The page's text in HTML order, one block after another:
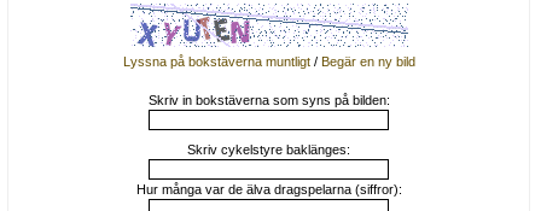
Lyssna på bokstäverna muntligt/ Begär en ny bild
Skriv in bokstäverna som syns på bilden:
Skriv cykelstyre baklänges:
Hur många var de älva dragspelarna (siffror):